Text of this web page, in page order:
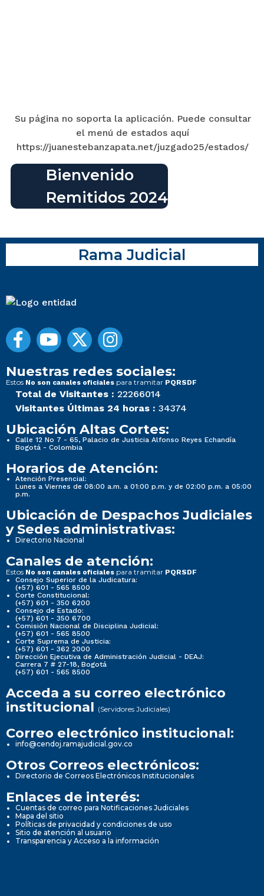
Su página no soporta la aplicación. Puede consultar
el menú de estados aquí
https://juanestebanzapata.net/juzgado25/estados/
Bienvenido
Remitidos 2024
Rama Judicial
Nuestras redes sociales:
Estos No son canales oficiales para tramitar PQRSDF
Total de Visitantes : 22266014
Visitantes Últimas 24 horas : 34374
Ubicación Altas Cortes:
Calle 12 No 7 - 65, Palacio de Justicia Alfonso Reyes Echandía
Bogotá - Colombia
Horarios de Atención:
Atención Presencial:
Lunes a Viernes de 08:00 a.m. a 01:00 p.m. y de 02:00 p.m. a 05:00
p.m.
Ubicación de Despachos Judiciales
y Sedes administrativas:
Directorio Nacional
Canales de atención:
Estos No son canales oficiales para tramitar PQRSDF
Consejo Superior de la Judicatura:
(+57) 601 - 565 8500
Corte Constitucional:
(+57) 601 - 350 6200
Consejo de Estado:
(+57) 601 - 350 6700
Comisión Nacional de Disciplina Judicial:
(+57) 601 - 565 8500
Corte Suprema de Justicia:
(+57) 601 - 362 2000
Dirección Ejecutiva de Administración Judicial - DEAJ:
Carrera 7 # 27-18, Bogotá
(+57) 601 - 565 8500
Acceda a su correo electrónico
institucional (Servidores Judiciales)
Correo electrónico institucional:
info@cendoj.ramajudicial.gov.co
Otros Correos electrónicos:
Directorio de Correos Electrónicos Institucionales
Enlaces de interés:
Cuentas de correo para Notificaciones Judiciales
Mapa del sitio
Políticas de privacidad y condiciones de uso
Sitio de atención al usuario
Transparencia y Acceso a la información